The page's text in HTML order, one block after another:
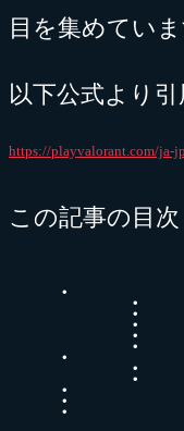
目を集めていま
以下公式より引
https://playvalorant.com/ja-
この記事の目次